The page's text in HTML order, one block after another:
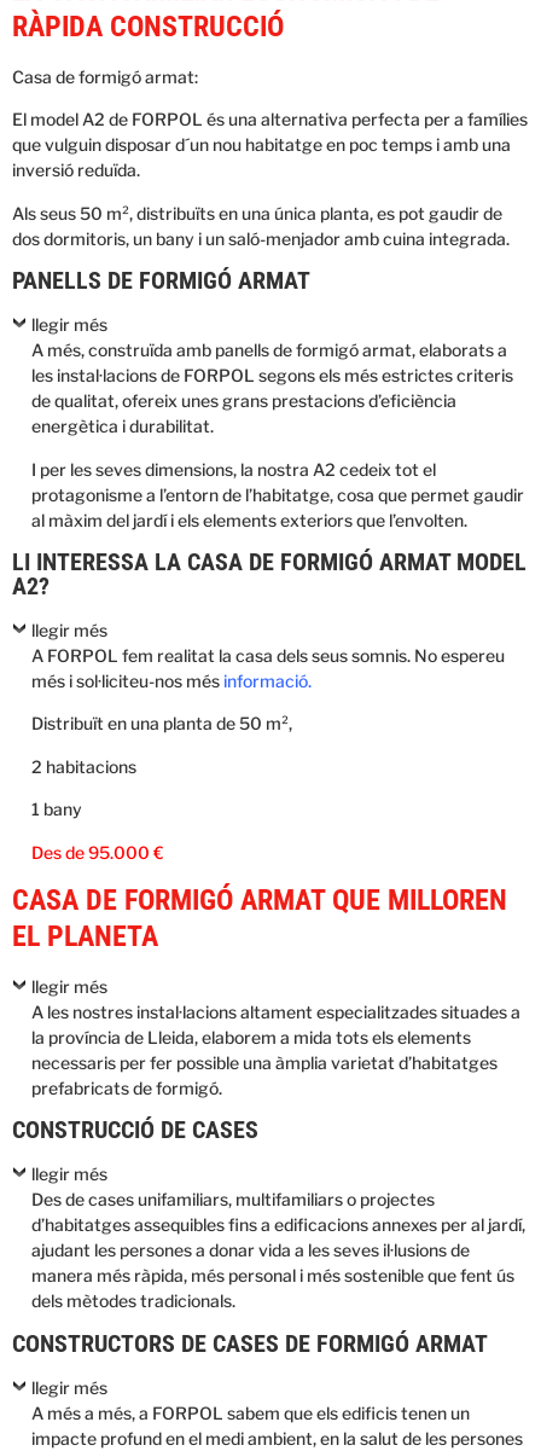
RÀPIDA CONSTRUCCIÓ
Casa de formigó armat:
El model A2 de FORPOL és una alternativa perfecta per a famílies
que vulguin disposar d´un nou habitatge en poc temps i amb una
inversió reduïda.
Als seus 50 m², distribuïts en una única planta, es pot gaudir de
dos dormitoris, un bany i un saló-menjador amb cuina integrada.
PANELLS DE FORMIGÓ ARMAT
llegir més
A més, construïda amb panells de formigó armat, elaborats a
les instal·lacions de FORPOL segons els més estrictes criteris
de qualitat, ofereix unes grans prestacions d’eficiència
energètica i durabilitat.
I per les seves dimensions, la nostra A2 cedeix tot el
protagonisme a l’entorn de l’habitatge, cosa que permet gaudir
al màxim del jardí i els elements exteriors que l’envolten.
LI INTERESSA LA CASA DE FORMIGÓ ARMAT MODEL
A2?
llegir més
A FORPOL fem realitat la casa dels seus somnis. No espereu
més i sol·liciteu-nos més informació.
Distribuït en una planta de 50 m²,
2 habitacions
1 bany
Des de 95.000 €
CASA DE FORMIGÓ ARMAT QUE MILLOREN
EL PLANETA
llegir més
A les nostres instal·lacions altament especialitzades situades a
la província de Lleida, elaborem a mida tots els elements
necessaris per fer possible una àmplia varietat d’habitatges
prefabricats de formigó.
CONSTRUCCIÓ DE CASES
llegir més
Des de cases unifamiliars, multifamiliars o projectes
d’habitatges assequibles fins a edificacions annexes per al jardí,
ajudant les persones a donar vida a les seves il·lusions de
manera més ràpida, més personal i més sostenible que fent ús
dels mètodes tradicionals.
CONSTRUCTORS DE CASES DE FORMIGÓ ARMAT
llegir més
A més a més, a FORPOL sabem que els edificis tenen un
impacte profund en el medi ambient, en la salut de les persones